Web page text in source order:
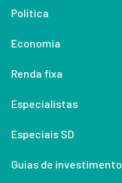
Política
Economia
Renda fixa
Especialistas
Especiais SD
Guias de investimento